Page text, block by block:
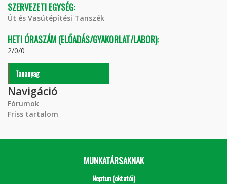
SZERVEZETI EGYSÉG:
Út és Vasútépítési Tanszék
HETI ÓRASZÁM (ELŐADÁS/GYAKORLAT/LABOR):
2/0/0
Tananyag
Navigáció
Fórumok
Friss tartalom
MUNKATÁRSAKNAK
Neptun (oktatói)